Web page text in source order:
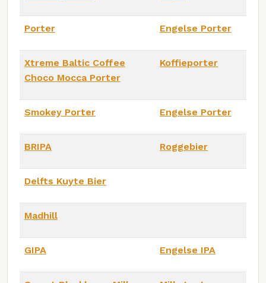
Porter Engelse Porter
Xtreme Baltic Coffee
Choco Mocca Porter
Koffieporter
Smokey Porter Engelse Porter
BRIPA Roggebier
Delfts Kuyte Bier
Madhill
GIPA Engelse IPA